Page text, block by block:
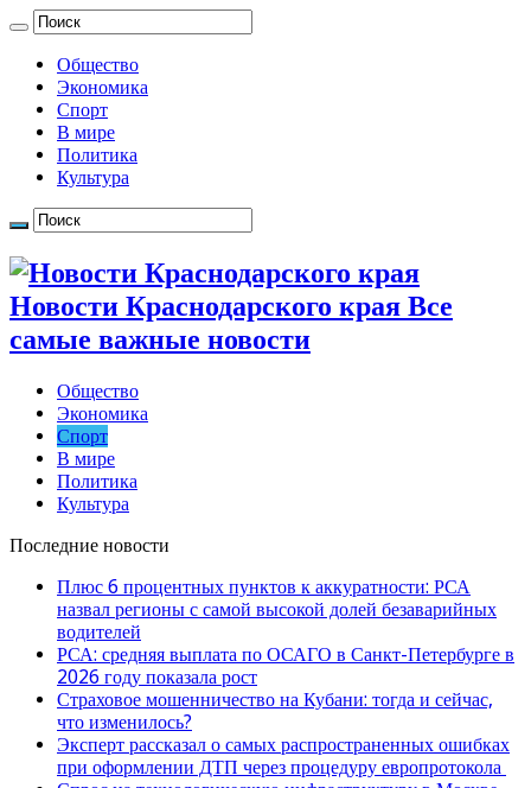
Общество
Экономика
Спорт
В мире
Политика
Культура
Новости Краснодарского края Все
самые важные новости
Общество
Экономика
Спорт
В мире
Политика
Культура
Последние новости
Плюс 6 процентных пунктов к аккуратности: РСА
назвал регионы с самой высокой долей безаварийных
водителей
РСА: средняя выплата по ОСАГО в Санкт-Петербурге в
2026 году показала рост
Страховое мошенничество на Кубани: тогда и сейчас,
что изменилось?
Эксперт рассказал о самых распространенных ошибках
при оформлении ДТП через процедуру европротокола